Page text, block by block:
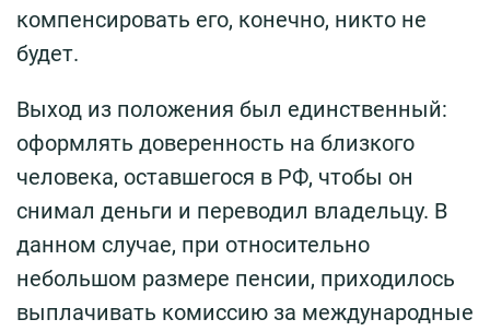
компенсировать его, конечно, никто не
будет.
Выход из положения был единственный:
оформлять доверенность на близкого
человека, оставшегося в РФ, чтобы он
снимал деньги и переводил владельцу. В
данном случае, при относительно
небольшом размере пенсии, приходилось
выплачивать комиссию за международные